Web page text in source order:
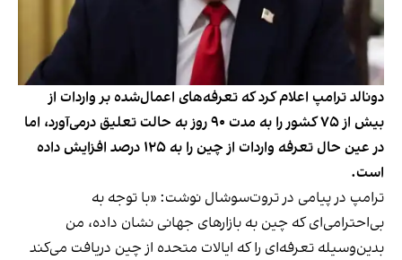
دونالد ترامپ اعلام کرد که تعرفه‌های اعمال‌شده بر واردات از
بیش از ۷۵ کشور را به مدت ۹۰ روز به حالت تعلیق درمی‌آورد، اما
در عین حال تعرفه واردات از چین را به ۱۲۵ درصد افزایش داده
است.
ترامپ در پیامی در تروت‌سوشال نوشت: «با توجه به
بی‌احترامی‌ای که چین به بازارهای جهانی نشان داده، من
بدین‌وسیله تعرفه‌ای را که ایالات متحده از چین دریافت می‌کند